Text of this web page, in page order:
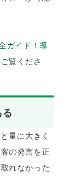
ガイド！導
ご覧くださ
量に大きく
の発言を正
れなかった